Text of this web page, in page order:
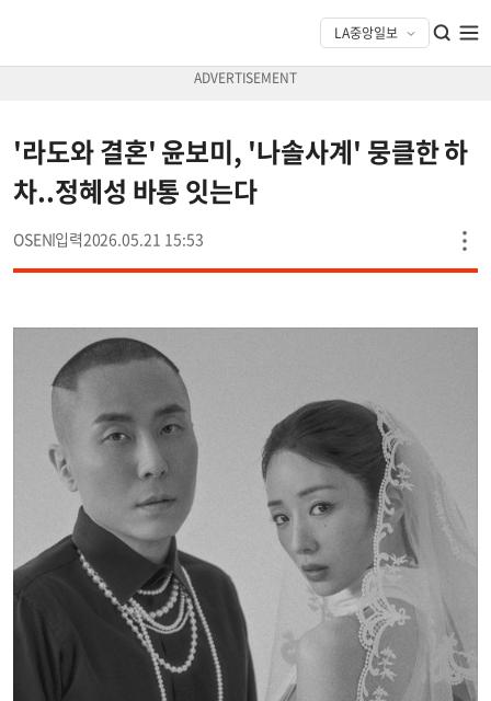
'라도와 결혼' 윤보미, '나솔사계' 뭉클한 하
차..정혜성 바통 잇는다
OSEN 2026.05.21 15:53